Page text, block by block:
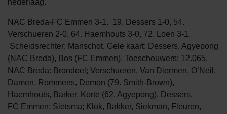
nederlaag.
NAC Breda-FC Emmen 3-1. 19. Dessers 1-0, 54.
Verschueren 2-0, 64. Haemhouts 3-0, 72. Loen 3-1.
Scheidsrechter: Manschot. Gele kaart: Dessers, Agyepong
(NAC Breda), Bos (FC Emmen). Toeschouwers: 12.065.
NAC Breda: Brondeel; Verschueren, Van Diermen, O’Neil,
Damen, Rommens, Demon (79. Smith-Brown),
Haemhouts, Barker, Korte (62. Agyepong), Dessers.
FC Emmen: Sietsma; Klok, Bakker, Siekman, Fleuren,